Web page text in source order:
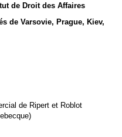
de Droit des Affaires
de Varsovie, Prague, Kiev,
de Ripert et Roblot